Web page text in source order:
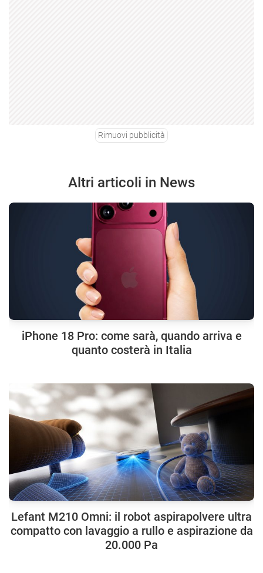
Rimuovi pubblicità
Altri articoli in News
iPhone 18 Pro: come sarà, quando arriva e
quanto costerà in Italia
Lefant M210 Omni: il robot aspirapolvere ultra
compatto con lavaggio a rullo e aspirazione da
20.000 Pa